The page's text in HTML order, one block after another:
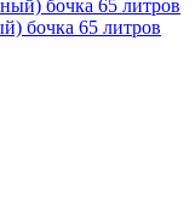
бочка 65 литров